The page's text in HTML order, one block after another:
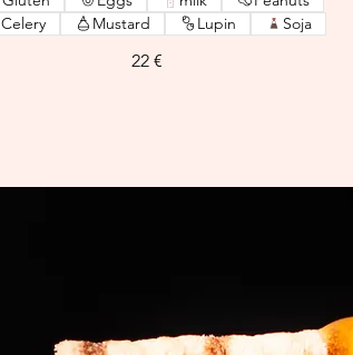
22 €
Celery
Mustard Lupin Soja